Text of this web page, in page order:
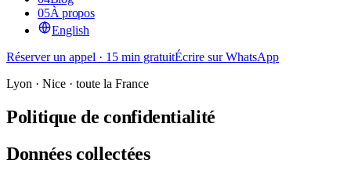
05À propos
English
Réserver un appel · 15 min gratuitÉcrire sur WhatsApp
Lyon · Nice · toute la France
Politique de confidentialité
Données collectées